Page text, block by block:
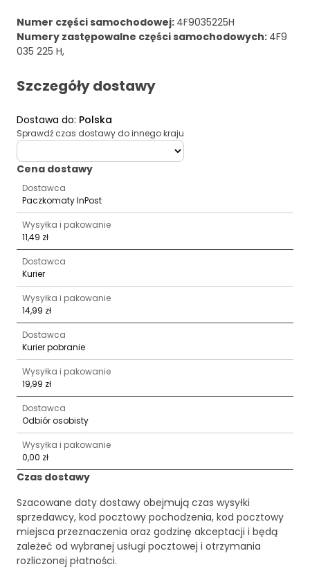
Numer części samochodowej: 4F9035225H
Numery zastępowalne części samochodowych: 4F9
035 225 H,
Szczegóły dostawy
Dostawa do: Polska
Sprawdź czas dostawy do innego kraju
deliveryCountry
Cena dostawy
Dostawca
Paczkomaty InPost
Wysyłka i pakowanie
11,49 zł
Dostawca
Kurier
Wysyłka i pakowanie
14,99 zł
Dostawca
Kurier pobranie
Wysyłka i pakowanie
19,99 zł
Dostawca
Odbiór osobisty
Wysyłka i pakowanie
0,00 zł
Czas dostawy
Szacowane daty dostawy obejmują czas wysyłki
sprzedawcy, kod pocztowy pochodzenia, kod pocztowy
miejsca przeznaczenia oraz godzinę akceptacji i będą
zależeć od wybranej usługi pocztowej i otrzymania
rozliczonej płatności.